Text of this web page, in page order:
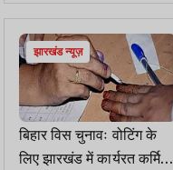
झारखंड न्यूज़
बिहार विस चुनावः वोटिंग के
लिए झारखंड में कार्यरत कर्मियों